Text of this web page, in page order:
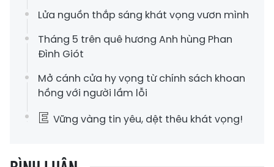
Lửa nguồn thắp sáng khát vọng vươn mình
Tháng 5 trên quê hương Anh hùng Phan
Đình Giót
Mở cánh cửa hy vọng từ chính sách khoan
hồng với người lầm lỗi
Vững vàng tin yêu, dệt thêu khát vọng!